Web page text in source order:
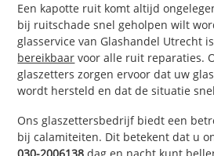
Een kapotte ruit komt altijd
bij ruitschade snel geholpen wilt
glasservice van Glashandel Utrecht
bereikbaar voor alle ruit reparaties.
glaszetters zorgen ervoor dat uw
wordt hersteld en dat de situatie
Ons glaszettersbedrijf biedt een
bij calamiteiten. Dit betekent dat u